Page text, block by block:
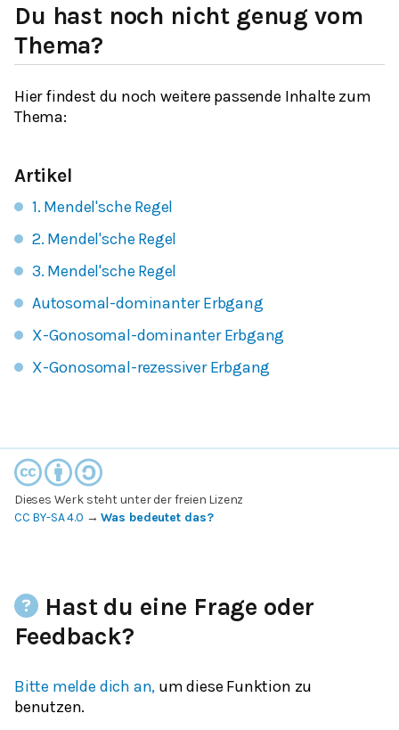
Du hast noch nicht genug vom
Thema?
Hier findest du noch weitere passende Inhalte zum
Thema:
Artikel
1. Mendel'sche Regel
2. Mendel'sche Regel
3. Mendel'sche Regel
Autosomal-dominanter Erbgang
X-Gonosomal-dominanter Erbgang
X-Gonosomal-rezessiver Erbgang
Dieses Werk steht unter der freien Lizenz
CC BY-SA 4.0 →Was bedeutet das?
Hast du eine Frage oder
Feedback?
Bitte melde dich an, um diese Funktion zu
benutzen.